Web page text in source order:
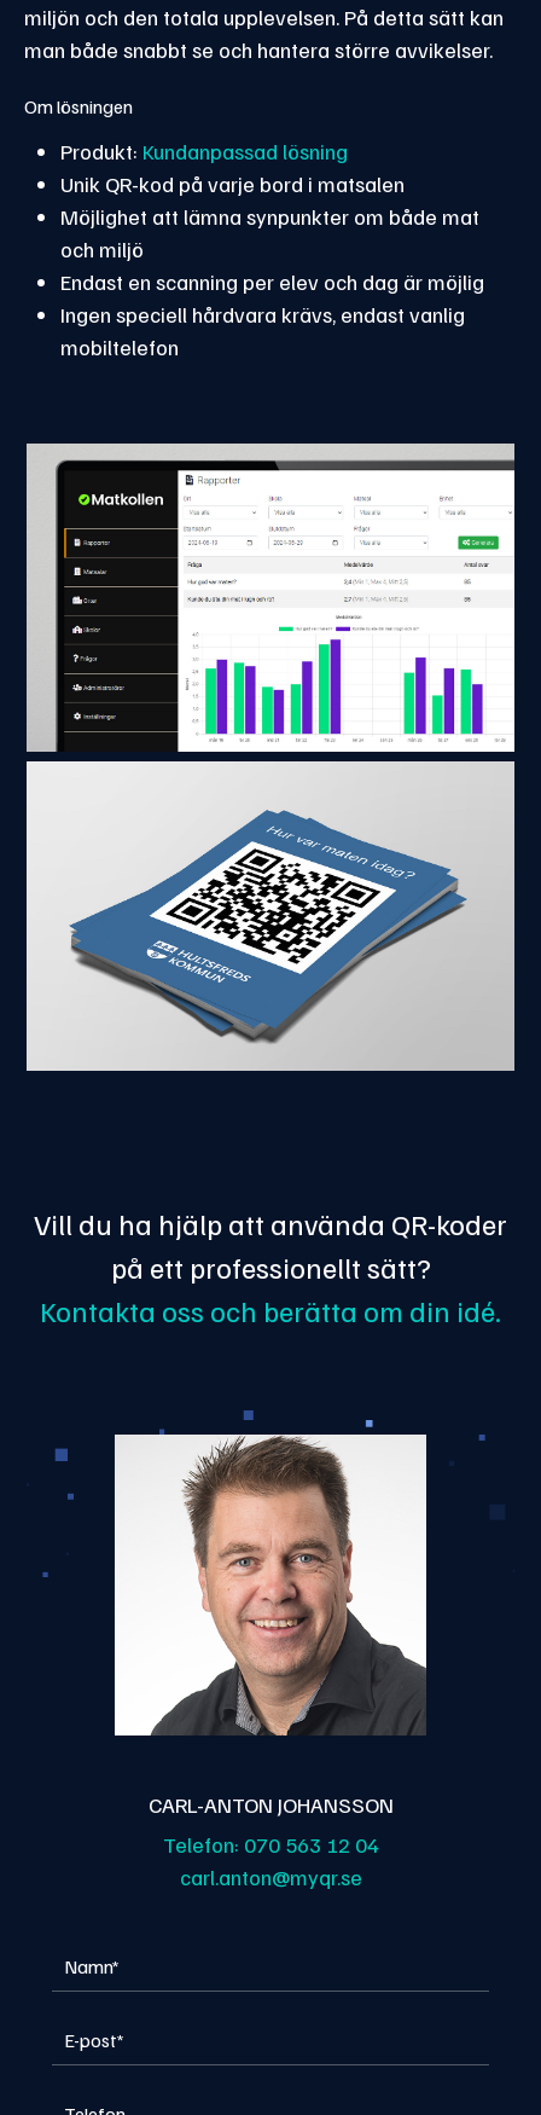
miljön och den totala upplevelsen. På detta sätt kan
man både snabbt se och hantera större avvikelser.
Om lösningen
Produkt: Kundanpassad lösning
Unik QR-kod på varje bord i matsalen
Möjlighet att lämna synpunkter om både mat
och miljö
Endast en scanning per elev och dag är möjlig
Ingen speciell hårdvara krävs, endast vanlig
mobiltelefon
Vill du ha hjälp att använda QR-koder
på ett professionellt sätt?
Kontakta oss och berätta om din idé.
CARL-ANTON JOHANSSON
Telefon: 070 563 12 04
carl.anton@myqr.se